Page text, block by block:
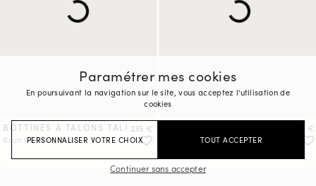
PRÉCOMMANDER
BOTTINES À TALONS TALI
Brun Cobra
Prix
235 €
PRÉCOMMANDER
Brun Rockies
230 €
Paramétrer mes cookies
En poursuivant la navigation sur le site, vous acceptez l'utilisation de
cookies
PERSONNALISER VOTRE CHOIX TOUT ACCEPTER
Continuer sans accepter